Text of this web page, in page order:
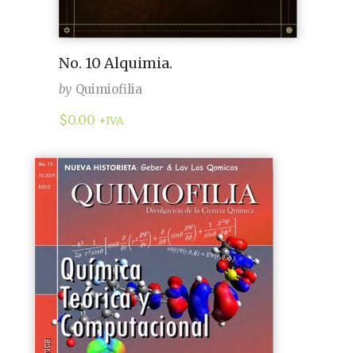
No. 10 Alquimia.
by Quimiofilia
$0.00 +IVA